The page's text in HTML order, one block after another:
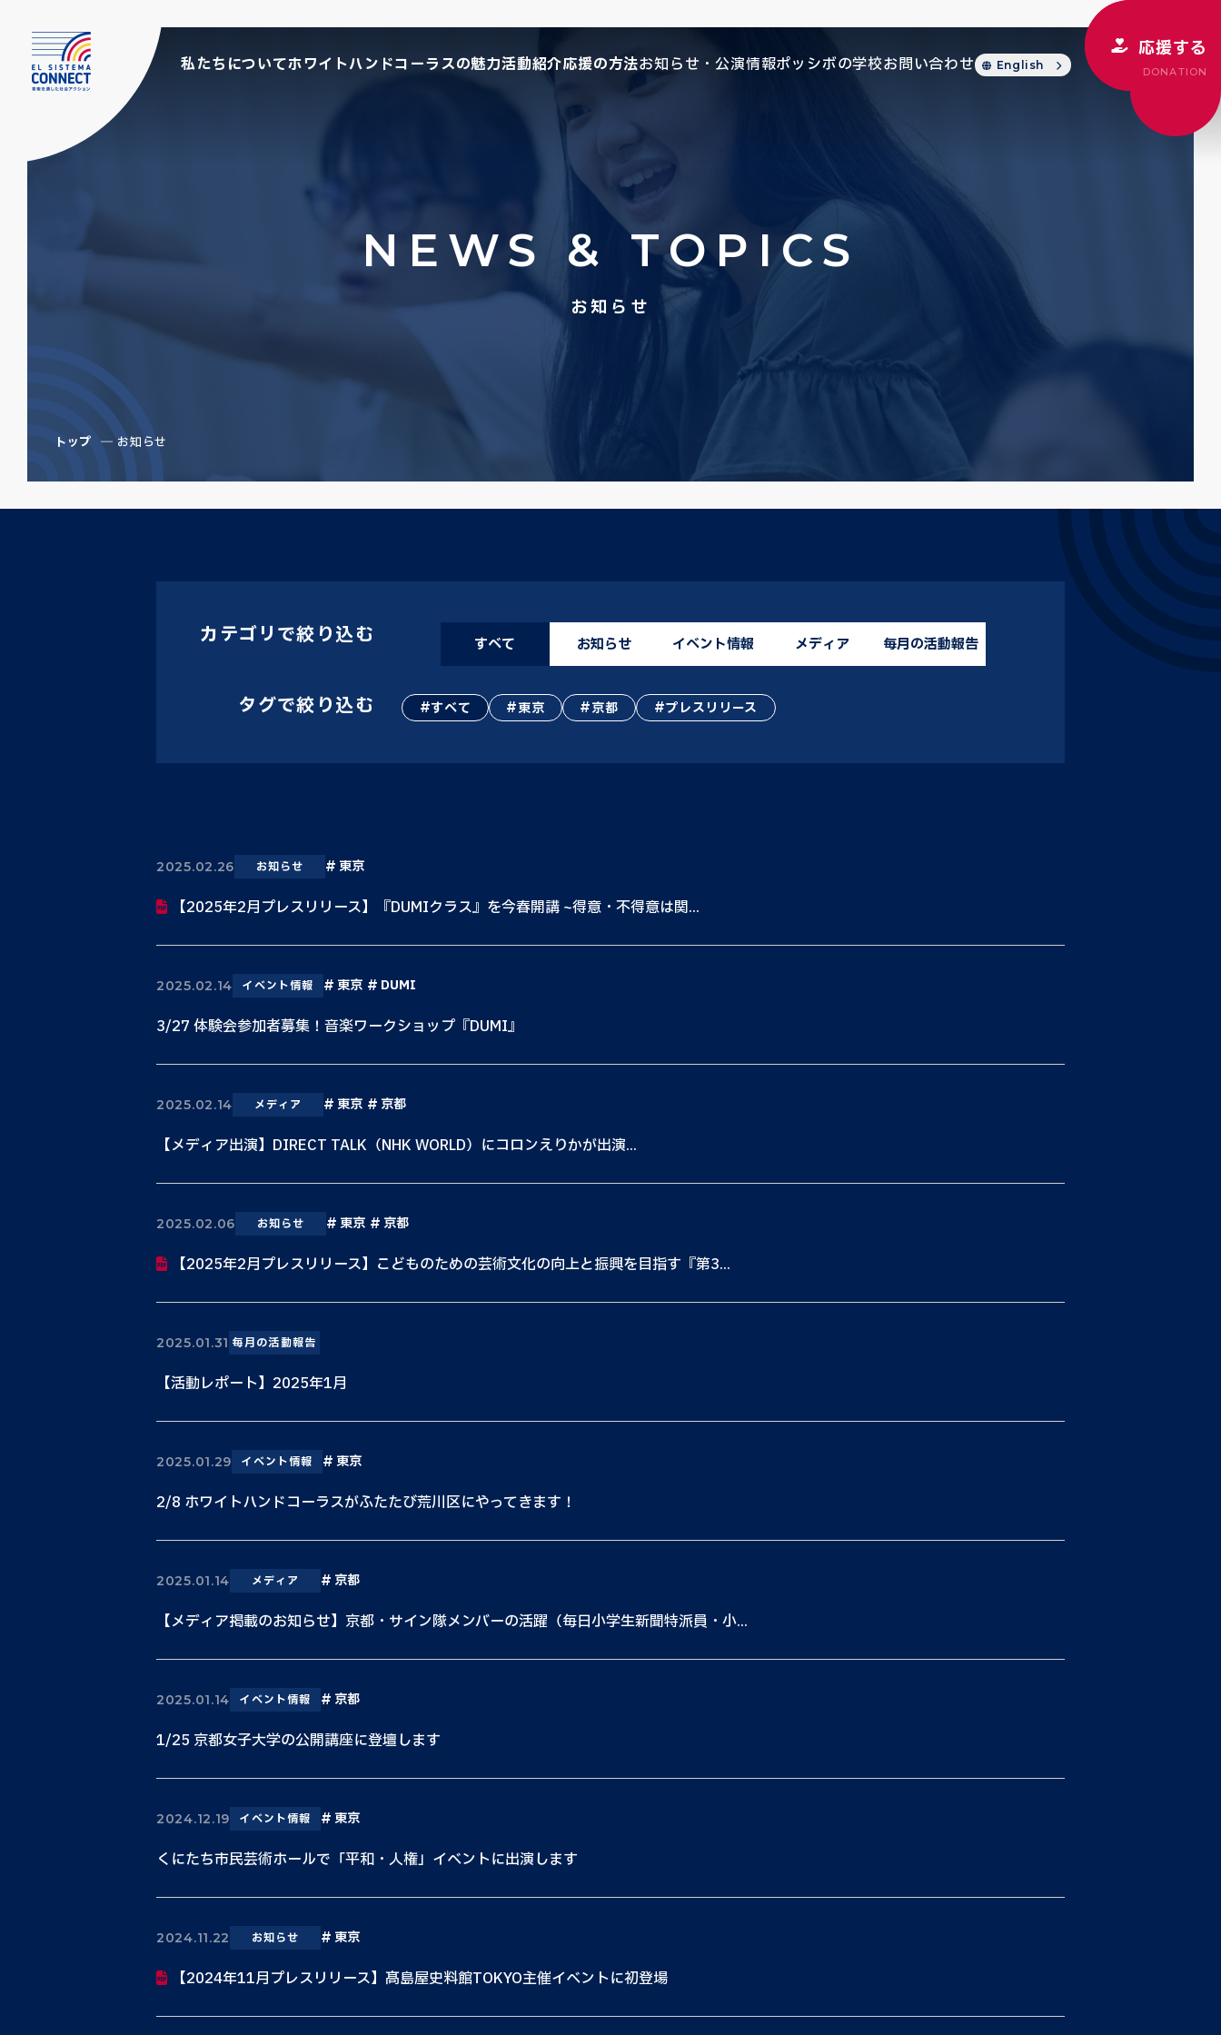
私たちについてホワイトハンドコーラスの魅力活動紹介応援の方法お知らせ・公演情報ポッシボの学校お問い合わせ English
応援する
DONATION
NEWS & TOPICS
お知らせ
トップ お知らせ
カテゴリで絞り込む すべて お知らせ イベント情報 メディア 毎月の活動報告
タグで絞り込む すべて 東京 京都 プレスリリース
2025.02.26 お知らせ 東京
【2025年2月プレスリリース】『DUMIクラス』を今春開講 ~得意・不得意は関...
2025.02.14 イベント情報 東京 DUMI
3/27 体験会参加者募集！音楽ワークショップ『DUMI』
2025.02.14 メディア 東京 京都
【メディア出演】DIRECT TALK（NHK WORLD）にコロンえりかが出演...
2025.02.06 お知らせ 東京 京都
【2025年2月プレスリリース】こどものための芸術文化の向上と振興を目指す『第3...
2025.01.31 毎月の活動報告
【活動レポート】2025年1月
2025.01.29 イベント情報 東京
2/8 ホワイトハンドコーラスがふたたび荒川区にやってきます！
2025.01.14 メディア 京都
【メディア掲載のお知らせ】京都・サイン隊メンバーの活躍（毎日小学生新聞特派員・小...
2025.01.14 イベント情報 京都
1/25 京都女子大学の公開講座に登壇します
2024.12.19 イベント情報 東京
くにたち市民芸術ホールで「平和・人権」イベントに出演します
2024.11.22 お知らせ 東京
【2024年11月プレスリリース】髙島屋史料館TOKYO主催イベントに初登場